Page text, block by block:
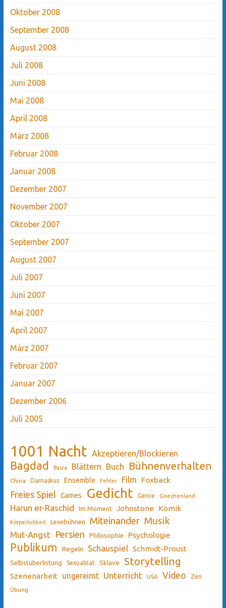
Oktober 2008
September 2008
August 2008
Juli 2008
Juni 2008
Mai 2008
April 2008
März 2008
Februar 2008
Januar 2008
Dezember 2007
November 2007
Oktober 2007
September 2007
August 2007
Juli 2007
Juni 2007
Mai 2007
April 2007
März 2007
Februar 2007
Januar 2007
Dezember 2006
Juli 2005
1001 Nacht Akzeptieren/Blockieren
Bagdad Basra Blättern Buch Bühnenverhalten
China Damaskus Ensemble Fehler Film Foxback
Freies Spiel Games Gedicht Genre Griechenland
Harun er-Raschid Im Moment Johnstone Komik
Körperlichkeit Lesebühnen Miteinander Musik
Mut-Angst Persien Philosophie Psychologie
Publikum Regeln Schauspiel Schmidt-Proust
Selbstüberlistung Sexualität Sklave Storytelling
Szenenarbeit ungereimt Unterricht USA Video Zen
Übung